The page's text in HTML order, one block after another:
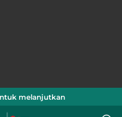
melanjutkan